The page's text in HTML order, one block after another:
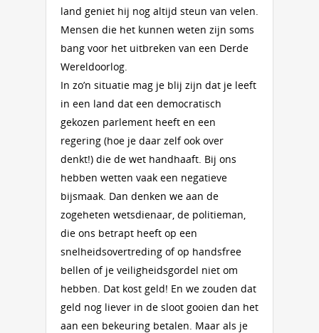
land geniet hij nog altijd steun van velen.
Mensen die het kunnen weten zijn soms
bang voor het uitbreken van een Derde
Wereldoorlog.
In zo’n situatie mag je blij zijn dat je leeft
in een land dat een democratisch
gekozen parlement heeft en een
regering (hoe je daar zelf ook over
denkt!) die de wet handhaaft. Bij ons
hebben wetten vaak een negatieve
bijsmaak. Dan denken we aan de
zogeheten wetsdienaar, de politieman,
die ons betrapt heeft op een
snelheidsovertreding of op handsfree
bellen of je veiligheidsgordel niet om
hebben. Dat kost geld! En we zouden dat
geld nog liever in de sloot gooien dan het
aan een bekeuring betalen. Maar als je